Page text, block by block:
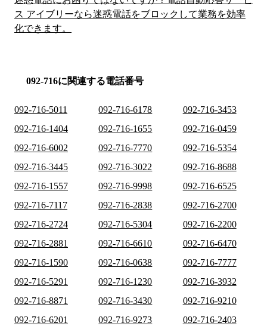
ス アイブリーなら迷惑電話をブロックして業務を効率
化できます。
092-716に関連する電話番号
092-716-5011 092-716-6178
092-716-3453
092-716-1404
092-716-1655
092-716-0459
092-716-6002
092-716-7770
092-716-5354
092-716-3445
092-716-3022
092-716-8688
092-716-1557
092-716-9998
092-716-6525
092-716-7117
092-716-2838
092-716-2700
092-716-2724
092-716-5304
092-716-2200
092-716-2881
092-716-6610
092-716-6470
092-716-1590
092-716-0638
092-716-7777
092-716-5291
092-716-1230
092-716-3932
092-716-8871
092-716-3430
092-716-9210
092-716-6201
092-716-9273
092-716-2403